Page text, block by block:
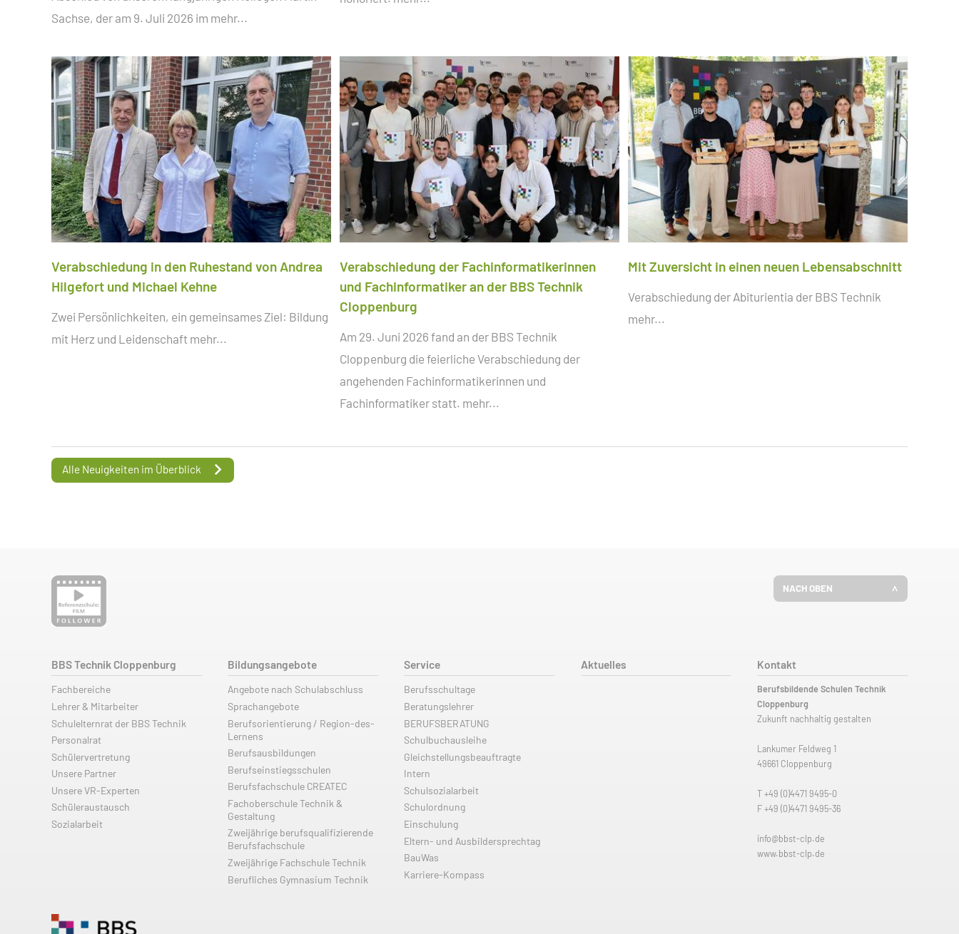
Sachse, der am 9. Juli 2026 im mehr...
Verabschiedung in den Ruhestand von Andrea
Hilgefort und Michael Kehne
Zwei Persönlichkeiten, ein gemeinsames Ziel: Bildung
mit Herz und Leidenschaft mehr...
Verabschiedung der Fachinformatikerinnen
und Fachinformatiker an der BBS Technik
Cloppenburg
Am 29. Juni 2026 fand an der BBS Technik
Cloppenburg die feierliche Verabschiedung der
angehenden Fachinformatikerinnen und
Fachinformatiker statt. mehr...
Mit Zuversicht in einen neuen Lebensabschnitt
Verabschiedung der Abiturientia der BBS Technik
mehr...
Alle Neuigkeiten im Überblick
NACH OBEN
BBS Technik Cloppenburg
Fachbereiche
Lehrer & Mitarbeiter
Schulelternrat der BBS Technik
Personalrat
Schülervertretung
Unsere Partner
Unsere VR-Experten
Schüleraustausch
Sozialarbeit
Bildungsangebote
Angebote nach Schulabschluss
Sprachangebote
Berufsorientierung / Region-des-
Lernens
Berufsausbildungen
Berufseinstiegsschulen
Berufsfachschule CREATEC
Fachoberschule Technik &
Gestaltung
Zweijährige berufsqualifizierende
Berufsfachschule
Zweijährige Fachschule Technik
Berufliches Gymnasium Technik
Service
Berufsschultage
Beratungslehrer
BERUFSBERATUNG
Schulbuchausleihe
Gleichstellungsbeauftragte
Intern
Schulsozialarbeit
Schulordnung
Einschulung
Eltern- und Ausbildersprechtag
BauWas
Karriere-Kompass
Aktuelles Kontakt
Berufsbildende Schulen Technik
Cloppenburg
Zukunft nachhaltig gestalten
Lankumer Feldweg 1
49661 Cloppenburg
T+49 (0)4471 9495-0
F +49 (0)4471 9495-36
info@bbst-clp.de
www.bbst-clp.de